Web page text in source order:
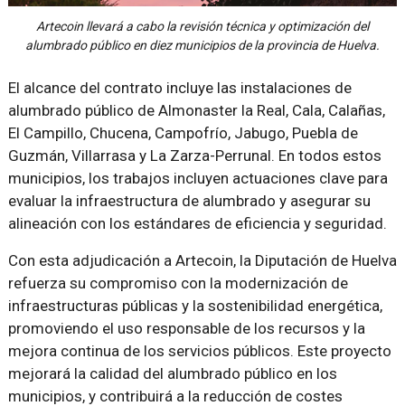
Artecoin llevará a cabo la revisión técnica y optimización del
alumbrado público en diez municipios de la provincia de Huelva.
El alcance del contrato incluye las instalaciones de
alumbrado público de Almonaster la Real, Cala, Calañas,
El Campillo, Chucena, Campofrío, Jabugo, Puebla de
Guzmán, Villarrasa y La Zarza-Perrunal. En todos estos
municipios, los trabajos incluyen actuaciones clave para
evaluar la infraestructura de alumbrado y asegurar su
alineación con los estándares de eficiencia y seguridad.
Con esta adjudicación a Artecoin, la Diputación de Huelva
refuerza su compromiso con la modernización de
infraestructuras públicas y la sostenibilidad energética,
promoviendo el uso responsable de los recursos y la
mejora continua de los servicios públicos. Este proyecto
mejorará la calidad del alumbrado público en los
municipios, y contribuirá a la reducción de costes